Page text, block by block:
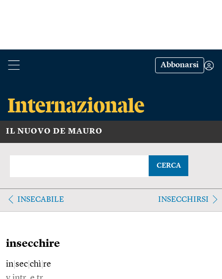
Abbonarsi
IL NUOVO DE MAURO
CERCA
INSECABILE INSECCHIRSI
insecchire
in sec chì re